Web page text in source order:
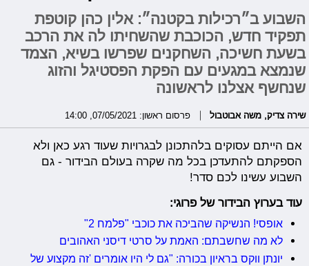
השבוע ב״רכילות בקטנה״: אלין כהן קוטפת
תפקיד חדש, הכוכבת שהשחיתו לה את הרכב
בשעת חשיכה, השחקנים שפרשו בשיא, הצמד
שנמצא במגעים עם הפקת הפסטיגל והזוג
שנחשף אצלנו לראשונה
שירה צדיק, משה אבוטבול פרסום ראשון: 07/05/2021, 14:00
אם הייתם עסוקים בלהתכונן לבגרויות שעוד רגע כאן ולא
הספקתם להתעדכן בכל מה שקרה בעולם הבידור - גם
השבוע עשינו לכם סדר!
עוד בערוץ הבידור של פרוגי:
אופסי! הנשיקה שהביכה את כוכבי "פלמח 2"
לא מה שחשבתם: האמת על סרטי דיסני האהובים
יונתן ווקס בראיון בכורה: "גם לי היו אומרים 'זה מקצוע של